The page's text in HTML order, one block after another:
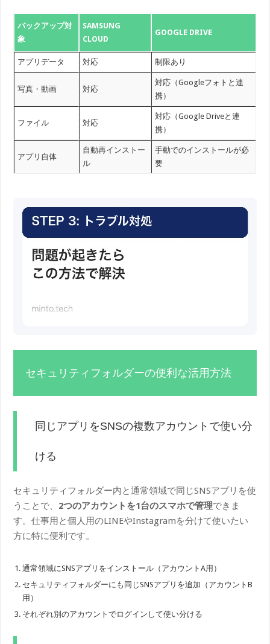
バックアップ対
象
SAMSUNG
CLOUD
GOOGLE DRIVE
アプリデータ 対応 制限あり
写真・動画 対応
対応（Googleフォトと連
携）
ファイル 対応
対応（Google Driveと連
携）
アプリ自体
自動再インストー
ル
手動でのインストールが必
要
セキュリティフォルダーの便利な活用方法
同じアプリをSNSの複数アカウントで使い分
ける
セキュリティフォルダー内と通常領域で同じSNSアプリを使
うことで、 2つのアカウントを1台のスマホで管理できま
す。仕事用と個人用のLINEやInstagramを分けて使いたい
方に特に便利です。
通常領域にSNSアプリをインストール（アカウントA用）
セキュリティフォルダーにも同じSNSアプリを追加（アカウントB
用）
それぞれ別のアカウントでログインして使い分ける